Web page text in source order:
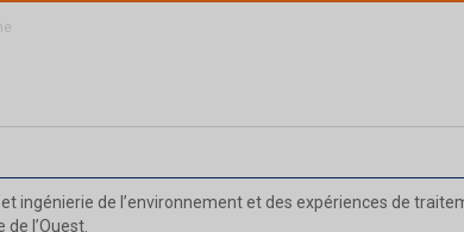
ingénierie de l’environnement et des expériences de
l’Ouest.